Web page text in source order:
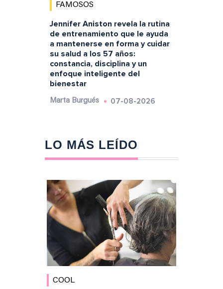
FAMOSOS
Jennifer Aniston revela la rutina
de entrenamiento que le ayuda
a mantenerse en forma y cuidar
su salud a los 57 años:
constancia, disciplina y un
enfoque inteligente del
bienestar
Marta Burgués 07-08-2026
LO MÁS LEÍDO
COOL